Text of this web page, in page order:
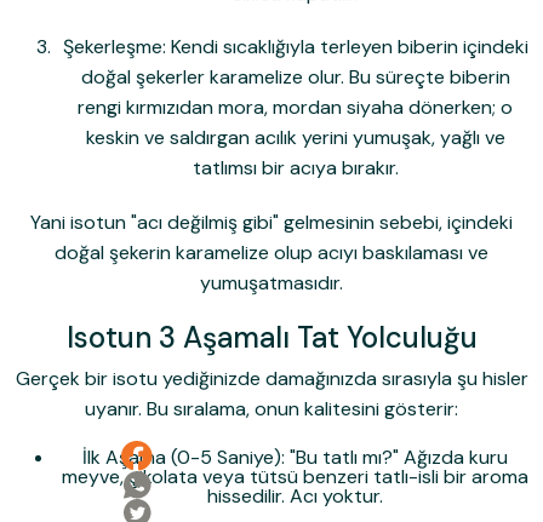
Şekerleşme: Kendi sıcaklığıyla terleyen biberin içindeki
doğal şekerler karamelize olur. Bu süreçte biberin
rengi kırmızıdan mora, mordan siyaha dönerken; o
keskin ve saldırgan acılık yeriniyumuşak, yağlı ve
tatlımsı bir acıyabırakır.
Yani isotun "acı değilmiş gibi" gelmesinin sebebi, içindeki
doğal şekerin karamelize olup acıyı baskılaması ve
yumuşatmasıdır.
Isotun 3 Aşamalı Tat Yolculuğu
Gerçek bir isotu yediğinizde damağınızda sırasıyla şu hisler
uyanır. Bu sıralama, onun kalitesini gösterir:
İlk Aşama (0-5 Saniye): "Bu tatlı mı?" Ağızda kuru
meyve, çikolata veya tütsü benzeri tatlı-isli bir aroma
hissedilir. Acı yoktur.